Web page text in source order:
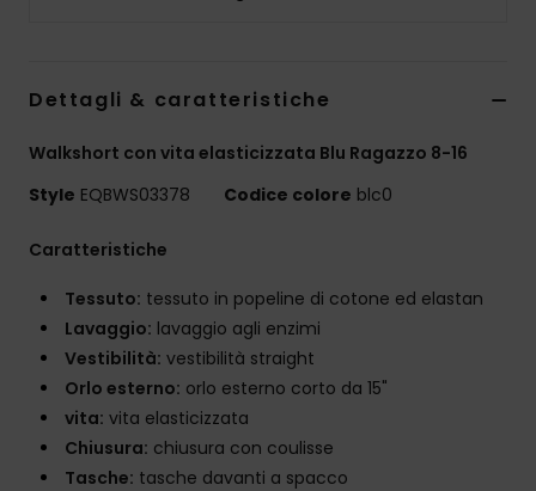
Dettagli & caratteristiche
Walkshort con vita elasticizzata Blu Ragazzo 8-16
Style EQBWS03378 Codice colore blc0
Caratteristiche
Tessuto: tessuto in popeline di cotone ed elastan
Lavaggio: lavaggio agli enzimi
Vestibilità: vestibilità straight
Orlo esterno: orlo esterno corto da 15"
vita: vita elasticizzata
Chiusura: chiusura con coulisse
Tasche: tasche davanti a spacco